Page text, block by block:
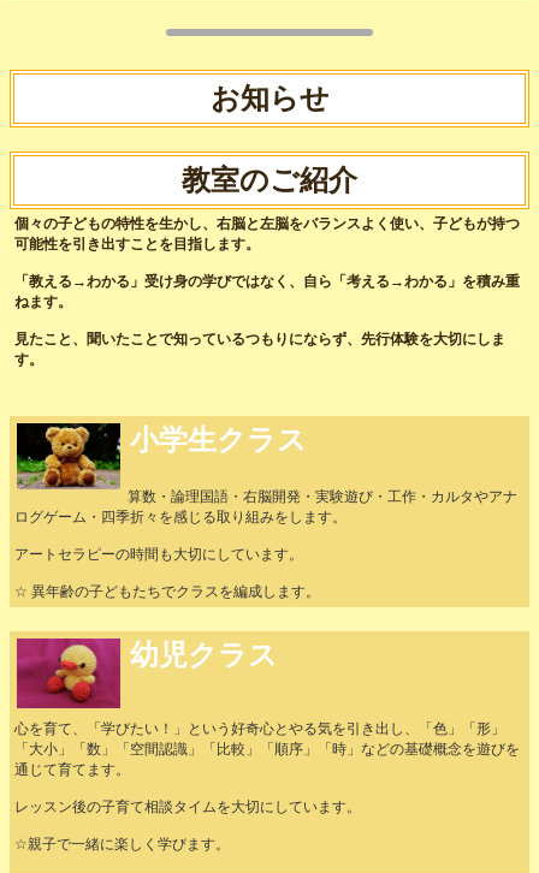
お知らせ
教室のご紹介
個々の子どもの特性を生かし、右脳と左脳をバランスよく使い、子どもが持つ
可能性を引き出すことを目指します。
「教える→わかる」受け身の学びではなく、自ら「考える→わかる」を積み重
ねます。
見たこと、聞いたことで知っているつもりにならず、先行体験を大切にしま
す。
小学生クラス
算数・論理国語・右脳開発・実験遊び・工作・カルタやアナ
ログゲーム・四季折々を感じる取り組みをします。
アートセラピーの時間も大切にしています。
☆ 異年齢の子どもたちでクラスを編成します。
幼児クラス
心を育て、「学びたい！」という好奇心とやる気を引き出し、「色」「形」
「大小」「数」「空間認識」「比較」「順序」「時」などの基礎概念を遊びを
通じて育てます。
レッスン後の子育て相談タイムを大切にしています。
☆親子で一緒に楽しく学びます。